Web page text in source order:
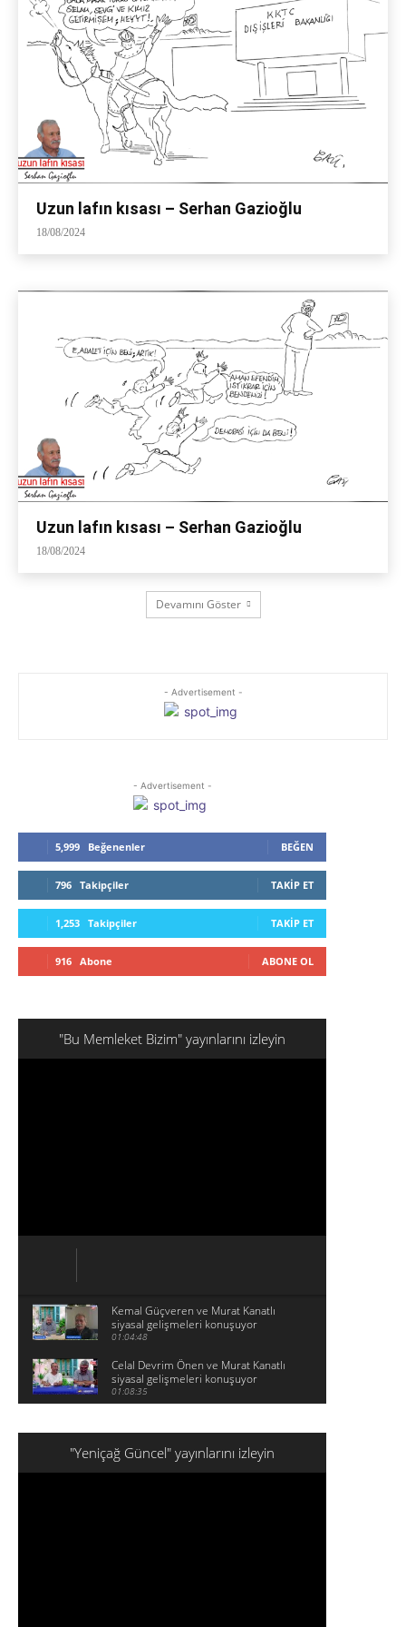
Uzun lafın kısası – Serhan Gazioğlu
18/08/2024
Uzun lafın kısası – Serhan Gazioğlu
18/08/2024
Devamını Göster
- Advertisement -
- Advertisement -
5,999 Beğenenler BEĞEN
796 Takipçiler TAKIP ET
1,253 Takipçiler TAKIP ET
916 Abone ABONE OL
"Bu Memleket Bizim" yayınlarını izleyin
Kemal Güçveren ve Murat Kanatlı
siyasal gelişmeleri konuşuyor
01:04:48
Celal Devrim Önen ve Murat Kanatlı
siyasal gelişmeleri konuşuyor
01:08:35
"Yeniçağ Güncel" yayınlarını izleyin